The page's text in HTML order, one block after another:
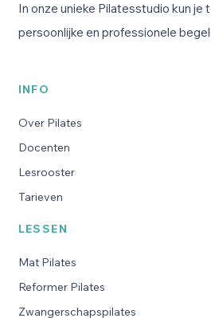
In onze unieke Pilatesstudio kun je
persoonlijke en professionele
INFO
Over Pilates
Docenten
Lesrooster
Tarieven
LESSEN
Mat Pilates
Reformer Pilates
Zwangerschapspilates